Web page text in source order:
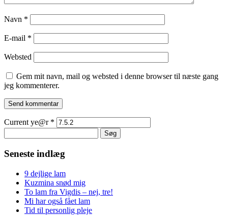
Navn *
E-mail *
Websted
Gem mit navn, mail og websted i denne browser til næste gang
jeg kommenterer.
Current ye@r *
efter:
Seneste indlæg
9 dejlige lam
Kuzmina snød mig
To lam fra Vigdis – nej, tre!
Mi har også fået lam
Tid til personlig pleje